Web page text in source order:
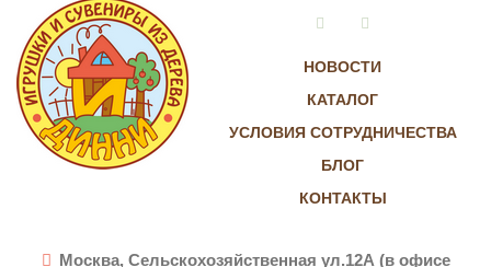
НОВОСТИ
КАТАЛОГ
УСЛОВИЯ СОТРУДНИЧЕСТВА
БЛОГ
КОНТАКТЫ
VkontakteInstagram
Москва, Сельскохозяйственная ул.12А (в офисе